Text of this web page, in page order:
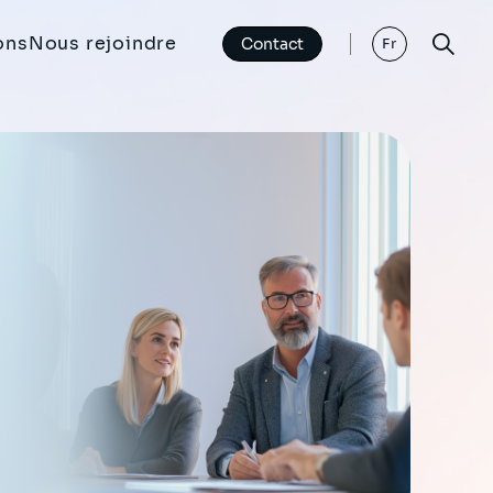
Nous rejoindre Contact Fr